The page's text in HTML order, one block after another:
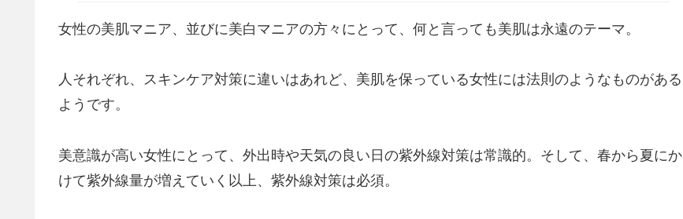
女性の美肌マニア、並びに美白マニアの方々にとって、何と言っても美肌は永遠のテーマ。
人それぞれ、スキンケア対策に違いはあれど、美肌を保っている女性には法則のようなものがある
ようです。
美意識が高い女性にとって、外出時や天気の良い日の紫外線対策は常識的。そして、春から夏にか
けて紫外線量が増えていく以上、紫外線対策は必須。